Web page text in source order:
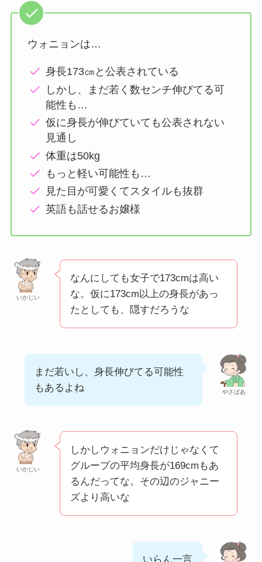
ウォニョンは…
身長173㎝と公表されている
しかし、まだ若く数センチ伸びてる可
能性も…
仮に身長が伸びていても公表されない
見通し
体重は50kg
もっと軽い可能性も…
見た目が可愛くてスタイルも抜群
英語も話せるお嬢様
いかじい
なんにしても女子で173cmは高い
な。仮に173cm以上の身長があっ
たとしても、隠すだろうな
やさばあ
まだ若いし、身長伸びてる可能性
もあるよね
いかじい
しかしウォニョンだけじゃなくて
グループの平均身長が169cmもあ
るんだってな。その辺のジャニー
ズより高いな
いらん一言